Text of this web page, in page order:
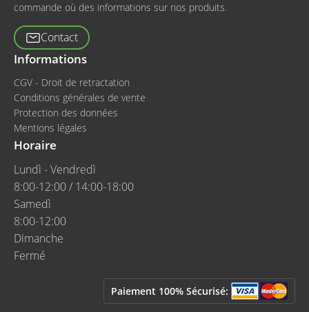
commande où des informations sur nos produits.
Contact
Informations
CGV - Droit de retractation
Conditions générales de vente
Protection des données
Mentions légales
Horaire
Lundì - Vendredì
8:00-12:00 / 14:00-18:00
Samedì
8:00-12:00
Dimanche
Fermé
Paiement 100% Sécurisé: